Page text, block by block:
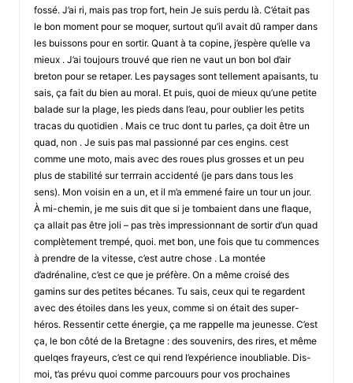
fossé. J’ai ri, mais pas trop fort, hein Je suis perdu là. C’était pas
le bon moment pour se moquer, surtout qu’il avait dû ramper dans
les buissons pour en sortir. Quant à ta copine, j’espère qu’elle va
mieux . J’ai toujours trouvé que rien ne vaut un bon bol d’air
breton pour se retaper. Les paysages sont tellement apaisants, tu
sais, ça fait du bien au moral. Et puis, quoi de mieux qu’une petite
balade sur la plage, les pieds dans l’eau, pour oublier les petits
tracas du quotidien . Mais ce truc dont tu parles, ça doit être un
quad, non . Je suis pas mal passionné par ces engins. cest
comme une moto, mais avec des roues plus grosses et un peu
plus de stabilité sur terrrain accidenté (je pars dans tous les
sens). Mon voisin en a un, et il m’a emmené faire un tour un jour.
À mi-chemin, je me suis dit que si je tombaient dans une flaque,
ça allait pas être joli – pas très impressionnant de sortir d’un quad
complètement trempé, quoi. met bon, une fois que tu commences
à prendre de la vitesse, c’est autre chose . La montée
d’adrénaline, c’est ce que je préfère. On a même croisé des
gamins sur des petites bécanes. Tu sais, ceux qui te regardent
avec des étoiles dans les yeux, comme si on était des super-
héros. Ressentir cette énergie, ça me rappelle ma jeunesse. C’est
ça, le bon côté de la Bretagne : des souvenirs, des rires, et même
quelqes frayeurs, c’est ce qui rend l’expérience inoubliable. Dis-
moi, t’as prévu quoi comme parcouurs pour vos prochaines